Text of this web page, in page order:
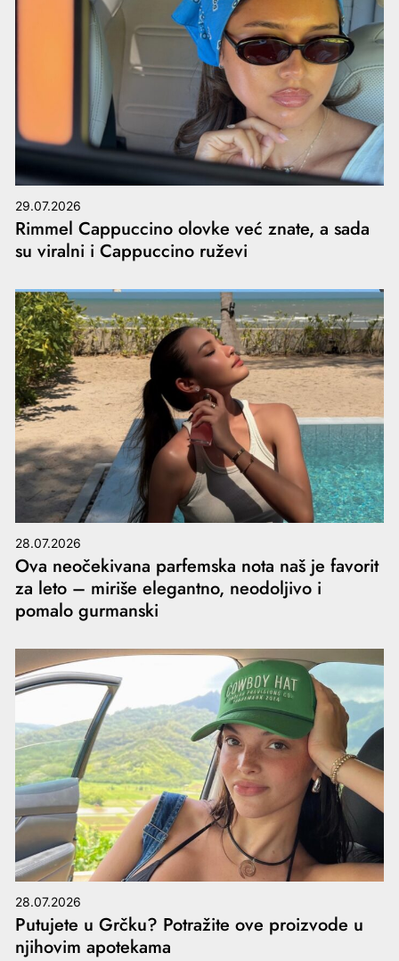
29.07.2026
Rimmel Cappuccino olovke već znate, a sada
su viralni i Cappuccino ruževi
28.07.2026
Ova neočekivana parfemska nota naš je favorit
za leto – miriše elegantno, neodoljivo i
pomalo gurmanski
28.07.2026
Putujete u Grčku? Potražite ove proizvode u
njihovim apotekama